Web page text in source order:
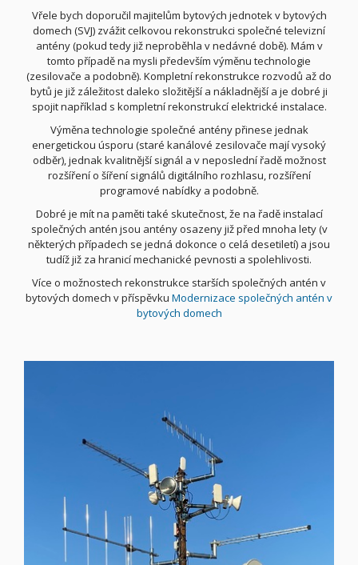
Vřele bych doporučil majitelům bytových jednotek v bytových
domech (SVJ) zvážit celkovou rekonstrukci společné televizní
antény (pokud tedy již neproběhla v nedávné době). Mám v
tomto případě na mysli především výměnu technologie
(zesilovače a podobně). Kompletní rekonstrukce rozvodů až do
bytů je již záležitost daleko složitější a nákladnější a je dobré ji
spojit například s kompletní rekonstrukcí elektrické instalace.
Výměna technologie společné antény přinese jednak
energetickou úsporu (staré kanálové zesilovače mají vysoký
odběr), jednak kvalitnější signál a v neposlední řadě možnost
rozšíření o šíření signálů digitálního rozhlasu, rozšíření
programové nabídky a podobně.
Dobré je mít na paměti také skutečnost, že na řadě instalací
společných antén jsou antény osazeny již před mnoha lety (v
některých případech se jedná dokonce o celá desetiletí) a jsou
tudíž již za hranicí mechanické pevnosti a spolehlivosti.
Více o možnostech rekonstrukce starších společných antén v
bytových domech v příspěvku Modernizace společných antén v
bytových domech